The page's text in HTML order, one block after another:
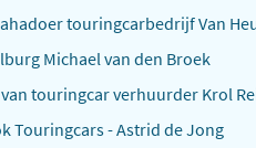
touringcarbedrijf Van
Michael van den Broek
touringcar verhuurder Krol
Touringcars - Astrid de Jong